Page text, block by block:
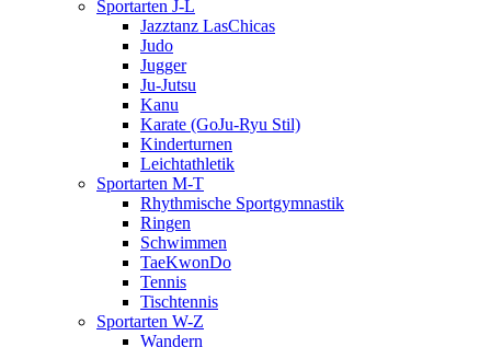
Sportarten J-L
Jazztanz LasChicas
Judo
Jugger
Ju-Jutsu
Kanu
Karate (GoJu-Ryu Stil)
Kinderturnen
Leichtathletik
Sportarten M-T
Rhythmische Sportgymnastik
Ringen
Schwimmen
TaeKwonDo
Tennis
Tischtennis
Sportarten W-Z
Wandern